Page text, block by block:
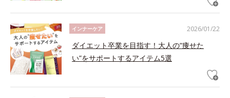
2026/01/22
インナーケア
ダイエット卒業を目指す！大人の“痩せた
い”をサポートするアイテム5選